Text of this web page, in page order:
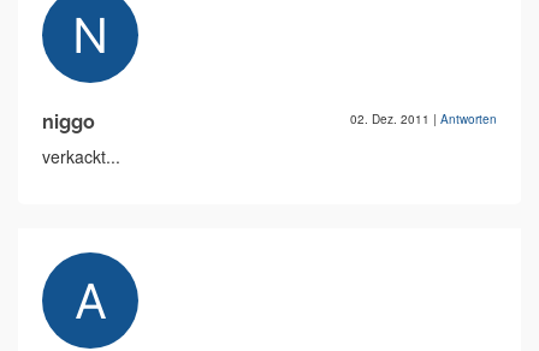
niggo 02. Dez. 2011 | Antworten
verkackt...